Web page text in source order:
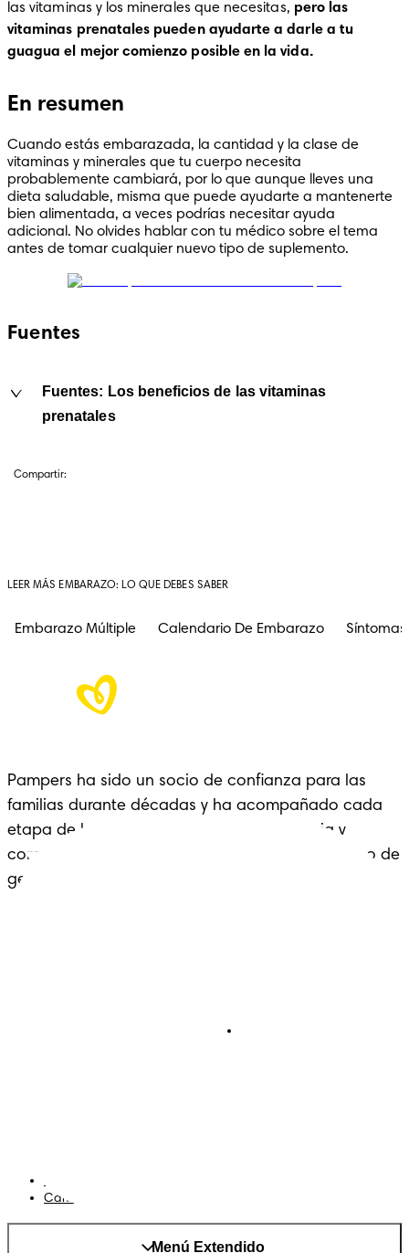
las vitaminas y los minerales que necesitas, pero las
vitaminas prenatales pueden ayudarte a darle a tu
guagua el mejor comienzo posible en la vida.
En resumen
Cuando estás embarazada, la cantidad y la clase de
vitaminas y minerales que tu cuerpo necesita
probablemente cambiará, por lo que aunque lleves una
dieta saludable, misma que puede ayudarte a mantenerte
bien alimentada, a veces podrías necesitar ayuda
adicional. No olvides hablar con tu médico sobre el tema
antes de tomar cualquier nuevo tipo de suplemento.
Fuentes
Fuentes: Los beneficios de las vitaminas
prenatales
Compartir:
LEER MÁS EMBARAZO: LO QUE DEBES SABER
Embarazo Múltiple Calendario De Embarazo
Pampers ha sido un socio de confianza para las
familias durante décadas y ha acompañado cada
etapa de la crianza con cariño, experiencia y
comodidad: un legado que se extiende a lo largo de
generaciones.
Cambiar el país/region
Menú Extendido